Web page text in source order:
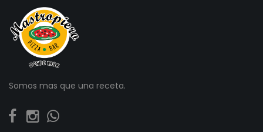
Somos mas que una receta.